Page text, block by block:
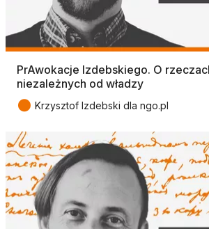
PrAwokacje Izdebskiego. O
niezależnych od władzy
● Krzysztof Izdebski dla ngo.pl